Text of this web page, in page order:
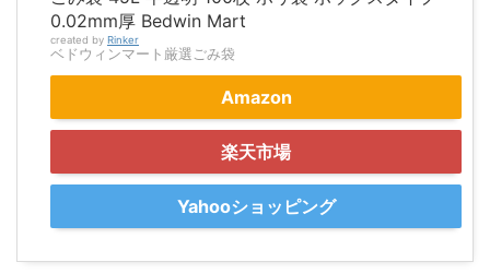
0.02mm厚 Bedwin Mart
created by Rinker
ベドウィンマート厳選ごみ袋
Amazon
楽天市場
Yahooショッピング